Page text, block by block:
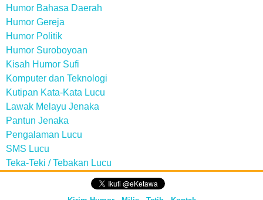
Humor Bahasa Daerah
Humor Gereja
Humor Politik
Humor Suroboyoan
Kisah Humor Sufi
Komputer dan Teknologi
Kutipan Kata-Kata Lucu
Lawak Melayu Jenaka
Pantun Jenaka
Pengalaman Lucu
SMS Lucu
Teka-Teki / Tebakan Lucu